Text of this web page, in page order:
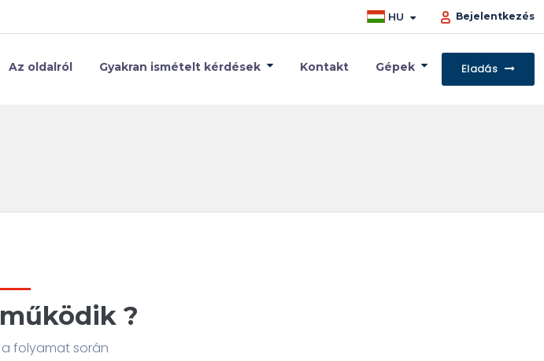
HU Bejelentkezés
Az oldalról Gyakran ismételt kérdések Kontakt Gépek Eladás
?
a folyamat során